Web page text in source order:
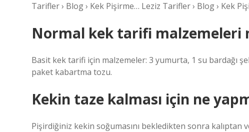
Tarifler › Blog › Kek Pişirme… Leziz Tarifler › Blog › Kek
Normal kek tarifi malzemeleri
Basit kek tarifi için malzemeler: 3 yumurta, 1 su bardağı
paket kabartma tozu.
Kekin taze kalması için ne
Pişirdiğiniz kekin soğumasını bekledikten sonra kalıptan